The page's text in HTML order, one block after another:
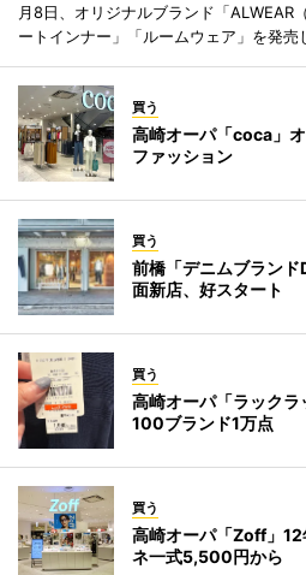
月8日、オリジナルブランド「ALWEAR
ートインナー」「ルームウェア」を発売
買う
高崎オーパ「coca」
ファッション
買う
前橋「デニムブラン
面新店、好スタート
買う
高崎オーパ「ラック
100ブランド1万点
買う
高崎オーパ「Zoff」
ネ一式5,500円から